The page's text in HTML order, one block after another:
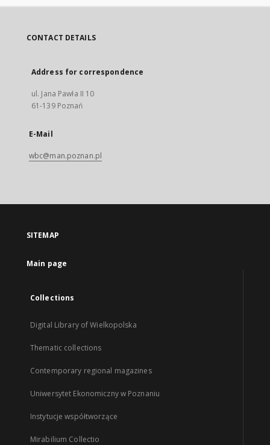
CONTACT DETAILS
Address for correspondence
ul. Jana Pawła II 10
61-139 Poznań
E-Mail
wbc@man.poznan.pl
SITEMAP
Main page
Collections
Digital Library of Wielkopolska
Thematic collections
Contemporary regional magazines
Uniwersytet Ekonomiczny w Poznaniu
Instytucje współtworzące
Mirabilium Collectio